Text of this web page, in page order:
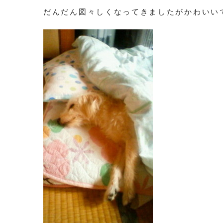
だんだん図々しくなってきましたがかわいい